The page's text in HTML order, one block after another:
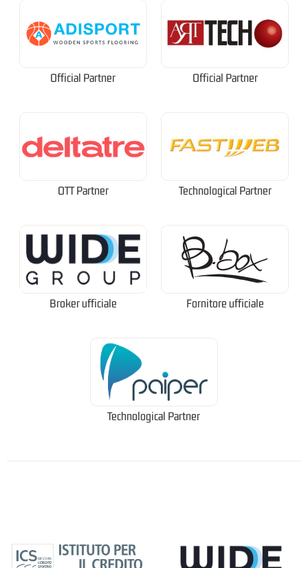
Official Partner Official Partner
OTT Partner Technological Partner
Broker ufficiale Fornitore ufficiale
Technological Partner